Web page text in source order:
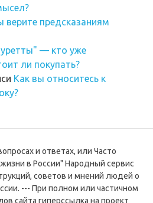
верите предсказаниям
— кто уже
ли покупать?
Как вы относитесь к
и ответах, или Часто
в России" Народный сервис
советов и мнений людей о
--- При полном или частичном
сайта гиперссылка на проект